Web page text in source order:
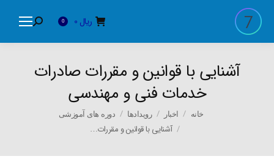
ریال 0
Search:
آشنایی با قوانین و مقررات صادرات
خدمات فنی و مهندسی
خانه اخبار رویدادها دوره های آموزشی
آشنایی با قوانین و مقررات…